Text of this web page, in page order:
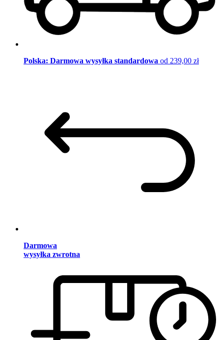
Polska: Darmowa wysyłka standardowa od 239,00 zł
Darmowa
wysyłka zwrotna